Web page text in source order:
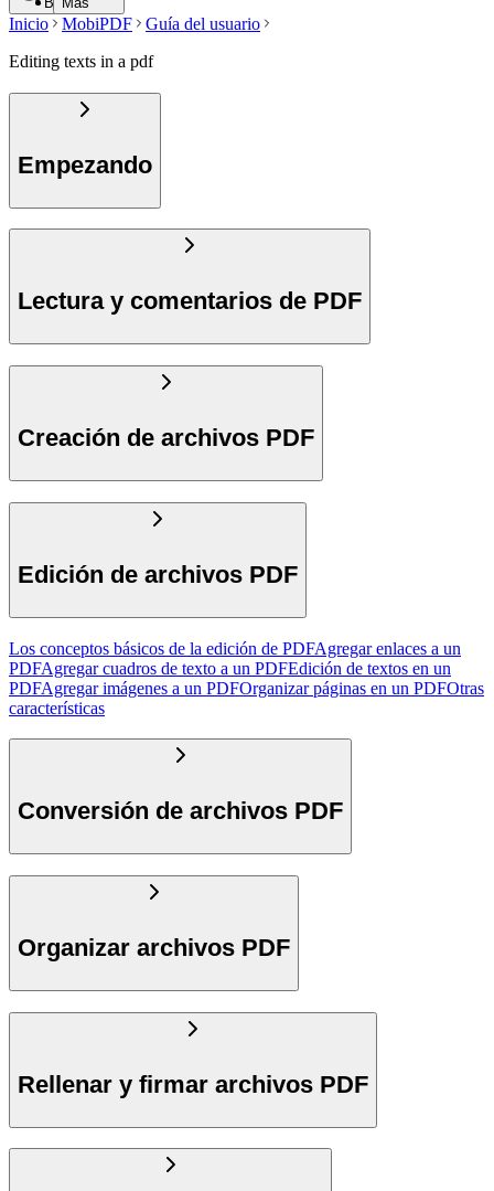
Inicio MobiPDF
Guía del usuario
Editing texts in a pdf
Empezando
Lectura y comentarios de PDF
Creación de archivos PDF
Edición de archivos PDF
Los conceptos básicos de la edición de PDFAgregar enlaces a un
PDFAgregar cuadros de texto a un PDFEdición de textos en un
PDFAgregar imágenes a un PDFOrganizar páginas en un PDFOtras
características
Conversión de archivos PDF
Organizar archivos PDF
Rellenar y firmar archivos PDF